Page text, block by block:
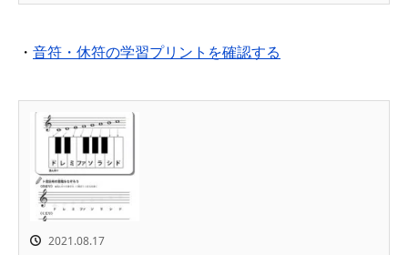
・ 音符・休符の学習プリントを確認する
2021.08.17